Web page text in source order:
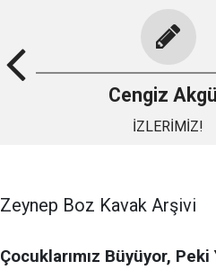
Cengiz
İZLERİMİZ!
Zeynep Boz Kavak Arşivi
Çocuklarımız Büyüyor, Peki